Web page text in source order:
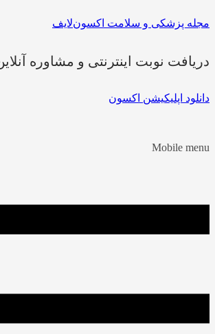
مجله پزشکی و سلامت اکسون‌لایف
دریافت نوبت اینترنتی و مشاوره
دانلود اپلیکیشن اکسون
Mobile menu